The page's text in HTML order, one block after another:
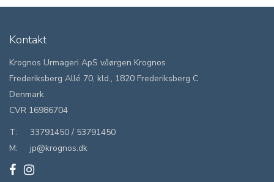
Kontakt
Krognos Urmageri ApS v/Jørgen Krognos
Frederiksberg Allé 70, kld., 1820 Frederiksberg C
Denmark
CVR 16986704
T:
33791450 / 53791450
M:
jp@krognos.dk